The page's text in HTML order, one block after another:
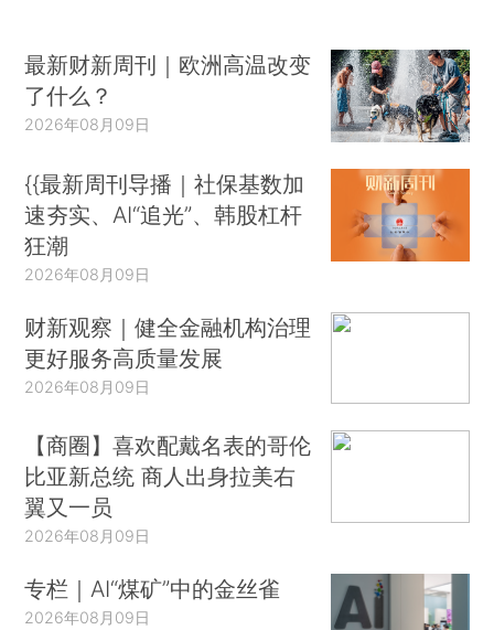
最新财新周刊｜欧洲高温改变
了什么？
2026年08月09日
{{最新周刊导播｜社保基数加
速夯实、AI“追光”、韩股杠杆
狂潮
2026年08月09日
财新观察｜健全金融机构治理
更好服务高质量发展
2026年08月09日
【商圈】喜欢配戴名表的哥伦
比亚新总统 商人出身拉美右
翼又一员
2026年08月09日
专栏｜AI“煤矿”中的金丝雀
2026年08月09日